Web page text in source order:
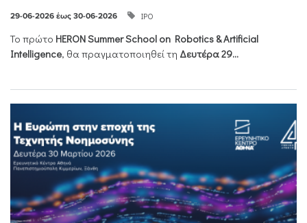
29-06-2026 έως 30-06-2026 ΙΡΟ
Το πρώτο HERONSummerSchool on Robotics &Artificial
Intelligence, θα πραγματοποιηθεί τη Δευτέρα 29...